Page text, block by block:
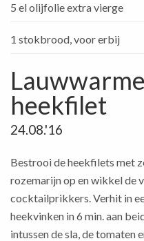
5 el olijfolie extra vierge
1 stokbrood, voor erbij
heekfilet
24.08.'16
Bestrooi de heekfilets met
rozemarijn op en wikkel de
cocktailprikkers. Verhit in
heekvinken in 6 min. aan
intussen de sla, de tomaten